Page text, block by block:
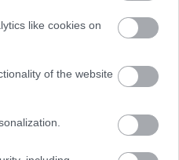
like cookies on
of the website
ότι